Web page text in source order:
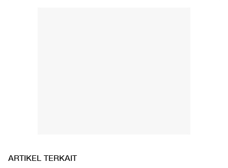
ARTIKEL TERKAIT